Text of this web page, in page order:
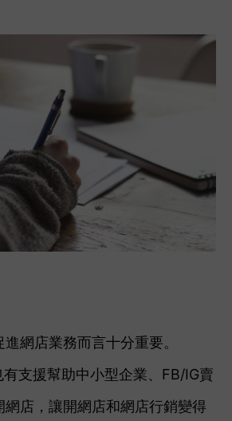
網店業務而言十分重要。
有支援幫助中小型企業、FB/IG賣
網店，讓開網店和網店行銷變得